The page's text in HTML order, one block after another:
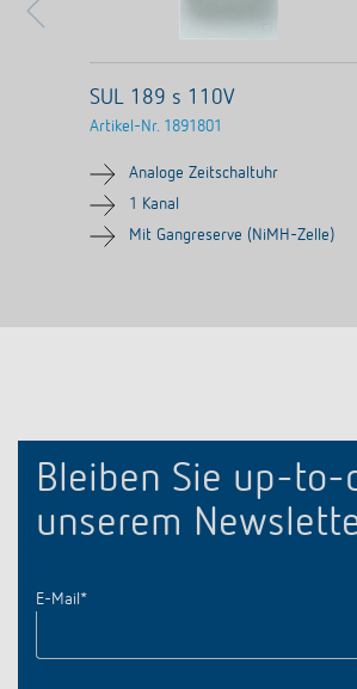
SUL 189 s 110V
Artikel-Nr. 1891801
Analoge Zeitschaltuhr
1 Kanal
Mit Gangreserve (NiMH-Zelle)
Bleiben Sie up-
unserem
E-Mail *